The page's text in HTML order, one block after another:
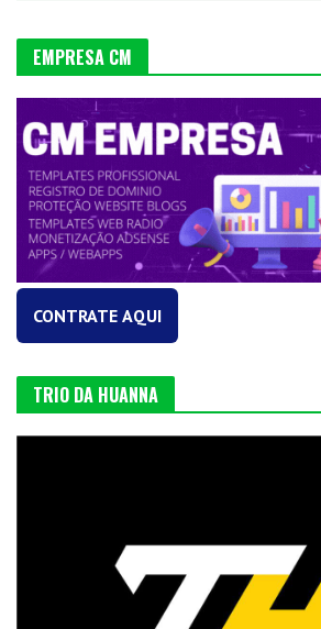
EMPRESA CM
CONTRATE AQUI
TRIO DA HUANNA